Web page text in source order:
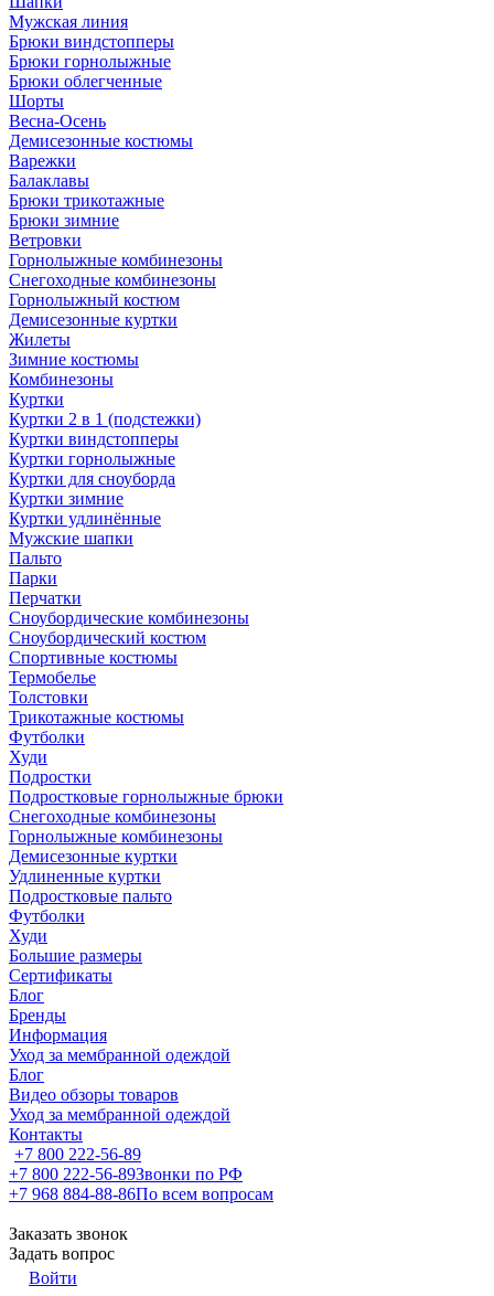
Мужская линия
Брюки виндстопперы
Брюки горнолыжные
Брюки облегченные
Шорты
Весна-Осень
Демисезонные костюмы
Варежки
Балаклавы
Брюки трикотажные
Брюки зимние
Ветровки
Горнолыжные комбинезоны
Снегоходные комбинезоны
Горнолыжный костюм
Демисезонные куртки
Жилеты
Зимние костюмы
Комбинезоны
Куртки
Куртки 2 в 1 (подстежки)
Куртки виндстопперы
Куртки горнолыжные
Куртки для сноуборда
Куртки зимние
Куртки удлинённые
Мужские шапки
Пальто
Парки
Перчатки
Сноубордические комбинезоны
Сноубордический костюм
Спортивные костюмы
Термобелье
Толстовки
Трикотажные костюмы
Футболки
Худи
Подростки
Подростковые горнолыжные брюки
Снегоходные комбинезоны
Горнолыжные комбинезоны
Демисезонные куртки
Удлиненные куртки
Подростковые пальто
Футболки
Худи
Большие размеры
Сертификаты
Блог
Бренды
Информация
Уход за мембранной одеждой
Блог
Видео обзоры товаров
Уход за мембранной одеждой
Контакты
+7 800 222-56-89
+7 800 222-56-89Звонки по РФ
+7 968 884-88-86По всем вопросам
Заказать звонок
Задать вопрос
Войти